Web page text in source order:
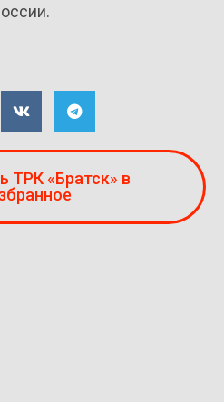
ТРК «Братск» в